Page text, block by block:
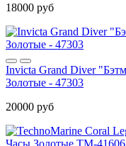
18000 руб
Invicta Grand Diver
Золотые - 47303
20000 руб